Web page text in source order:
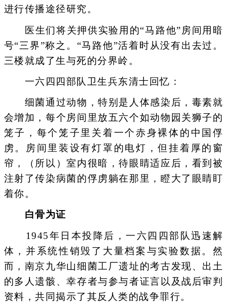
进行传播途径研究。
医生们将关押供实验用的“马路他”房间用暗
号“三界”称之。“马路他”活着时从没有出去过。
三楼就成了生与死的分界岭。
一六四四部队卫生兵东清士回忆：
细菌通过动物，特别是人体感染后，毒素就
会增加，每个房间里放五六个如动物园关狮子的
笼子，每个笼子里关着一个赤身裸体的中国俘
虏。房间里装设有灯罩的电灯，但挂着厚的窗
帘，（所以）室内很暗，待眼睛适应后，看到被
注射了传染病菌的俘虏躺在那里，瞪大了眼睛盯
着你。
白骨为证
1945年日本投降后，一六四四部队迅速解
体，并系统性销毁了大量档案与实验数据。然
而，南京九华山细菌工厂遗址的考古发现、出土
的多人遗骸、幸存者与参与者证言以及战后审判
资料，共同揭示了其反人类的战争罪行。